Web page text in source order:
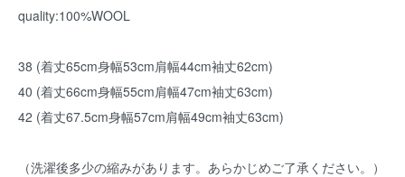
quality:100%WOOL
38 (着丈65cm身幅53cm肩幅44cm袖丈62cm)
40 (着丈66cm身幅55cm肩幅47cm袖丈63cm)
42 (着丈67.5cm身幅57cm肩幅49cm袖丈63cm)
（洗濯後多少の縮みがあります。あらかじめご了承ください。）